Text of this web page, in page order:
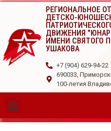
РЕГИОНАЛЬНОЕ
ДЕТСКО-
ДВИЖЕНИЯ
ИМЕНИ СВЯТОГО
УШАКОВА
+7 (904) 629-94-22
690033,
100-летия